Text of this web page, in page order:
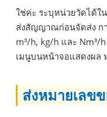
ใช่ค่ะ ระบุหน่วยวัดได้ใ
ส่งสัญญาณก่อนจัดส่ง กา
m³/h, kg/h และ Nm³/
เมนูบนหน้าจอแสดงผล
ส่งหมายเลข